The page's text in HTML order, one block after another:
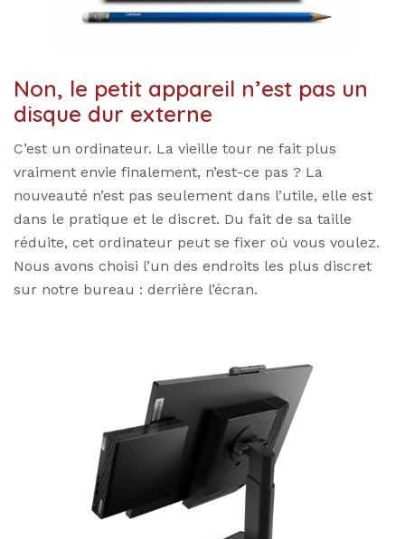
Non, le petit appareil n’est pas un
disque dur externe
C’est un ordinateur. La vieille tour ne fait plus
vraiment envie finalement, n’est-ce pas ? La
nouveauté n’est pas seulement dans l’utile, elle est
dans le pratique et le discret. Du fait de sa taille
réduite, cet ordinateur peut se fixer où vous voulez.
Nous avons choisi l’un des endroits les plus discret
sur notre bureau : derrière l’écran.